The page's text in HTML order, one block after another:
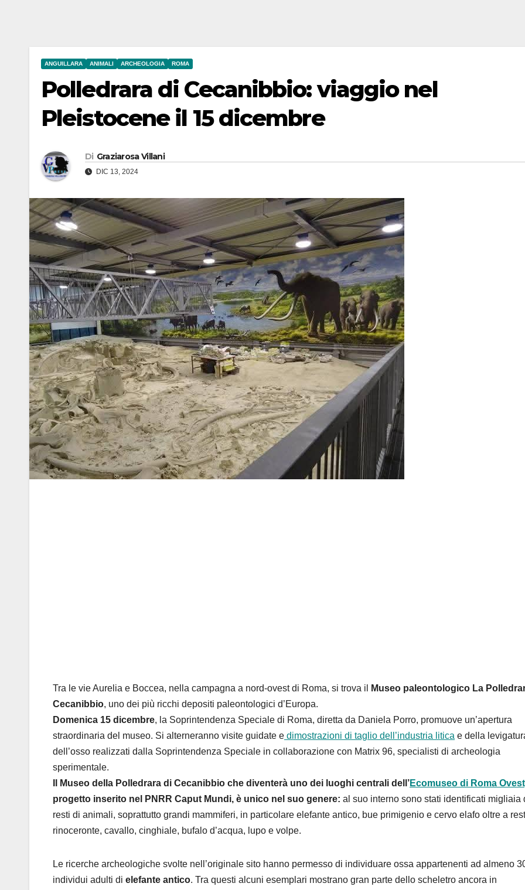
ANGUILLARA ANIMALI ARCHEOLOGIA ROMA
Polledrara di Cecanibbio: viaggio nel
Pleistocene il 15 dicembre
Di Graziarosa Villani
DIC 13, 2024
Tra le vie Aurelia e Boccea, nella campagna a nord-ovest di Roma, si trova il
Museo paleontologico La
Cecanibbio, uno dei più ricchi depositi paleontologici d’Europa.
Domenica 15 dicembre, la Soprintendenza Speciale di Roma, diretta da Daniela Porro, promuove un’apertura
straordinaria del museo. Si alterneranno visite guidate e dimostrazioni di taglio dell’industria litica e della
dell’osso realizzati dalla Soprintendenza Speciale in collaborazione con Matrix 96, specialisti di archeologia
sperimentale.
Il Museo della Polledrara di Cecanibbio che diventerà uno dei luoghi centrali dell’Ecomuseo di Roma
progetto inserito nel PNRR Caput Mundi, è unico nel suo genere: al suo interno sono stati identificati migliaia
resti di animali, soprattutto grandi mammiferi, in particolare elefante antico, bue primigenio e cervo elafo oltre a
rinoceronte, cavallo, cinghiale, bufalo d’acqua, lupo e volpe.
Le ricerche archeologiche svolte nell’originale sito hanno permesso di individuare ossa appartenenti ad almeno
individui adulti di elefante antico. Tra questi alcuni esemplari mostrano gran parte dello scheletro ancora in